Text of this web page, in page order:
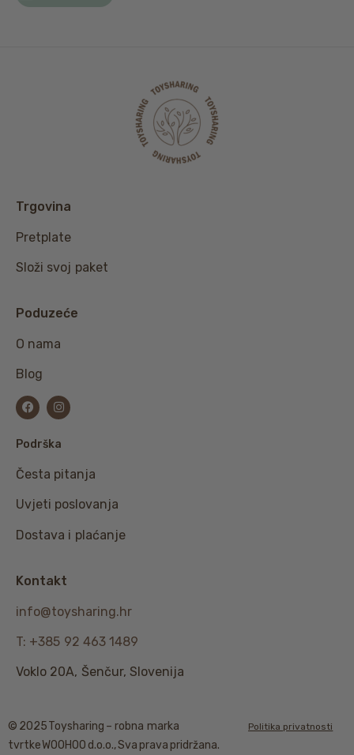
Trgovina
Pretplate
Složi svoj paket
Poduzeće
O nama
Blog
Podrška
Česta pitanja
Uvjeti poslovanja
Dostava i plaćanje
Kontakt
info@toysharing.hr
T: +385 92 463 1489
Voklo 20A, Šenčur, Slovenija
© 2025 Toysharing – robna marka
tvrtke WOOHOO d.o.o., Sva prava pridržana.
Politika privatnosti